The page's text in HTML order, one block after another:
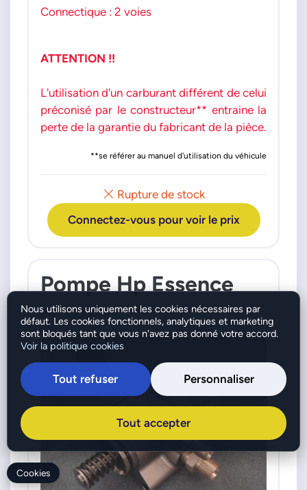
Rupture de stock
Connectez-vous pour voir le prix
PEUGEOT
207 208 3008 308 5008 508 RCZ
Connectique : 2 voies
ATTENTION !!
L'utilisation d'un carburant différent de celui
préconisé par le constructeur** entraine la
perte de la garantie du fabricant de la pièce.
**se référer au manuel d'utilisation du véhicule
Pompe Hp Essence
Réf. : 500013
Cookies
Nous utilisons uniquement les cookies nécessaires par
défaut. Les cookies fonctionnels, analytiques et marketing
sont bloqués tant que vous n'avez pas donné votre accord.
Voir la politique cookies
Tout refuser Personnaliser
Tout accepter